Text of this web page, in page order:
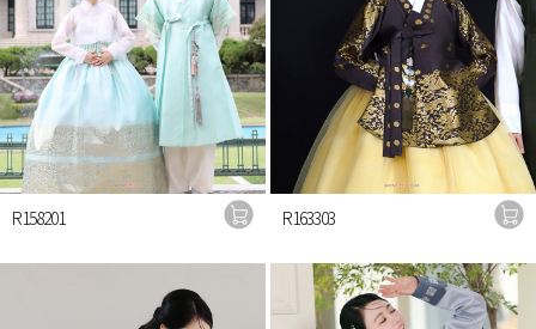
R158201 R163303